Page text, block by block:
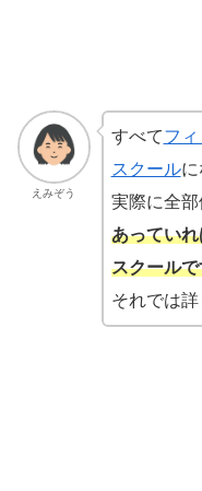
えみぞう
すべてフ
スクールに
実際に全部
あってい
スクールで
それでは詳